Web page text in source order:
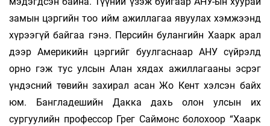
замын цэргийн тоо ийм ажиллагаа явуулах хэмжээнд
хүрээгүй байгаа гэнэ. Персийн булангийн Хаарк арал
дээр Америкийн цэргийг буулгаснаар АНУ сүйрэлд
орно гэж тус улсын Алан хядах ажиллагааны эсрэг
үндэсний төвийн захирал асан Жо Кент хэлсэн байх
юм. Бангладешийн Дакка дахь олон улсын их
сургуулийн профессор Грег Саймонс болохоор “Хаарк